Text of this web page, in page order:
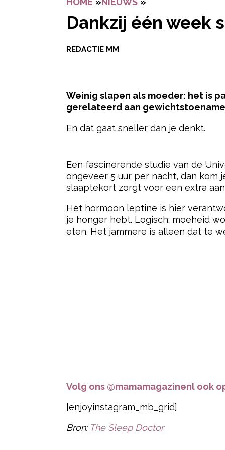
Dankzij één week
REDACTIE MM
Weinig slapen als moeder: het is
gerelateerd aan
En dat gaat sneller dan je denkt.
Een fascinerende studie van de
ongeveer 5 uur per nacht, dan kom
slaaptekort zorgt voor een extra
Het hormoon leptine is hier
je honger hebt. Logisch: moeheid
eten. Het jammere is alleen dat te
Volg ons @mamamagazinenl ook
[enjoyinstagram_mb_grid]
Bron: The Sleep Doctor